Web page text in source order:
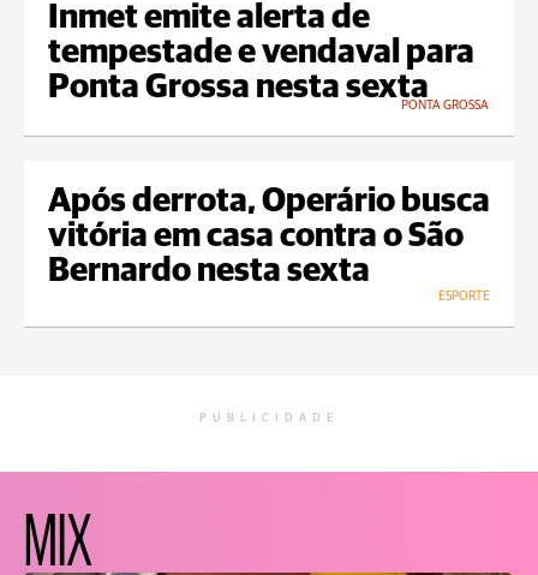
Inmet emite alerta de
tempestade e vendaval para
Ponta Grossa nesta sexta
PONTA GROSSA
Após derrota, Operário busca
vitória em casa contra o São
Bernardo nesta sexta
ESPORTE
PUBLICIDADE
MIX